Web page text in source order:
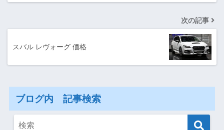
次の記事
スバル レヴォーグ 価格
ブログ内 記事検索